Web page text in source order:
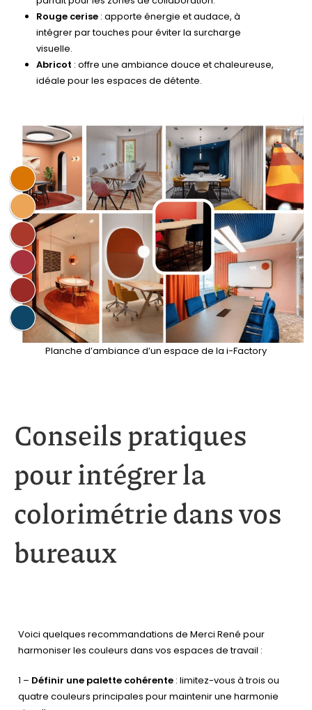
Rouge cerise : apporte énergie et audace, à
intégrer par touches pour éviter la surcharge
visuelle.
Abricot : offre une ambiance douce et chaleureuse,
idéale pour les espaces de détente.
Planche d’ambiance d’un espace de la i-Factory
Conseils pratiques
pour intégrer la
colorimétrie dans vos
bureaux
Voici quelques recommandations de Merci René pour
harmoniser les couleurs dans vos espaces de travail :
1 – Définir une palette cohérente : limitez-vous à trois ou
quatre couleurs principales pour maintenir une harmonie